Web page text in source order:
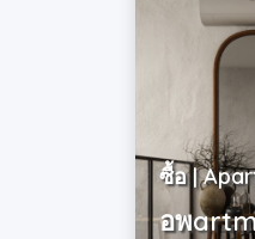
ซื้อ |
อพ